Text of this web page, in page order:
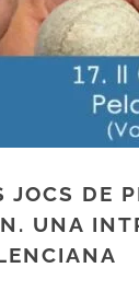
JOCS DE
UNA